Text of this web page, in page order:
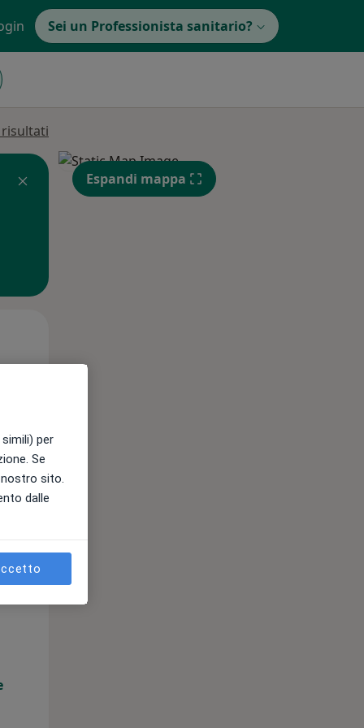
Sei un Professionista sanitario?
Lun,
Espandi mappa
per
Se
sito.
dalle